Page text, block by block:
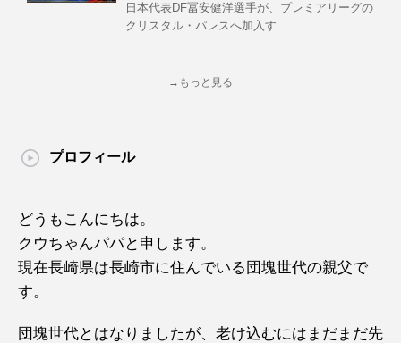
日本代表DF冨安健洋選手が、プレミアリーグの
クリスタル・パレスへ加入す
→もっと見る
プロフィール
どうもこんにちは。
クウちゃんパパと申します。
現在長崎県は長崎市に住んでいる団塊世代の親父で
す。
団塊世代とはなりましたが、老け込むにはまだまだ先